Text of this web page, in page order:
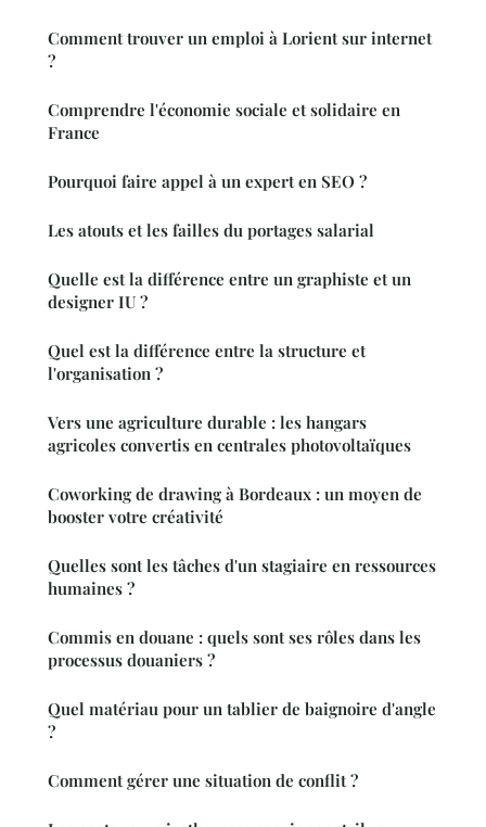
Comment trouver un emploi à Lorient sur internet
?
Comprendre l'économie sociale et solidaire en
France
Pourquoi faire appel à un expert en SEO ?
Les atouts et les failles du portages salarial
Quelle est la différence entre un graphiste et un
designer IU ?
Quel est la différence entre la structure et
l'organisation ?
Vers une agriculture durable : les hangars
agricoles convertis en centrales photovoltaïques
Coworking de drawing à Bordeaux : un moyen de
booster votre créativité
Quelles sont les tâches d'un stagiaire en ressources
humaines ?
Commis en douane : quels sont ses rôles dans les
processus douaniers ?
Quel matériau pour un tablier de baignoire d'angle
?
Comment gérer une situation de conflit ?